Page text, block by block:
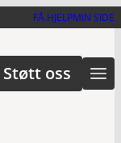
FÅ HJELPMIN SIDE
Støtt oss